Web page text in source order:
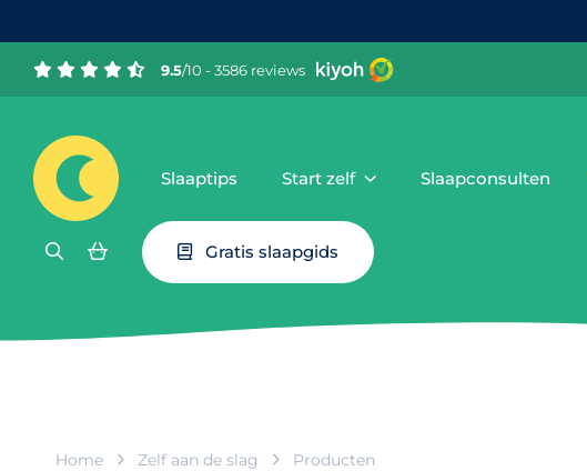
9.5/10 - 3586 reviews
Slaaptips Start zelf Slaapconsulten
Gratis slaapgids
Home Zelf aan de slag Producten